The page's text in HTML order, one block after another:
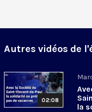
Autres vidéos de
02:08
la